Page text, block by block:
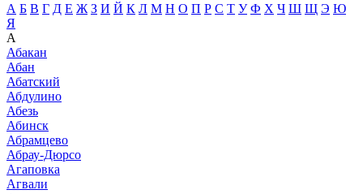
А Б В Г Д Е Ж З И Й К Л М Н О П Р С Т У Ф Х Ч Ш Щ Э Ю
Я
А
Абакан
Абан
Абатский
Абдулино
Абезь
Абинск
Абрамцево
Абрау-Дюрсо
Агаповка
Агвали